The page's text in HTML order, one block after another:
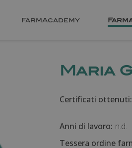
FarmAcademy
Maria
Certificati ottenuti:
Anni di lavoro: n.d.
Tessera ordine